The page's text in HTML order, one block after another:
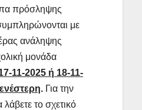
πρόσληψης
με
ανάληψης
μονάδα
11-2025 ή 18-11-
. Για την
το σχετικό